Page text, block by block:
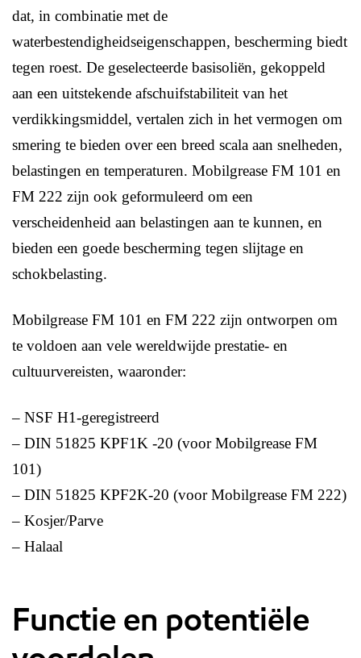
dat, in combinatie met de
waterbestendigheidseigenschappen, bescherming biedt
tegen roest. De geselecteerde basisoliën, gekoppeld
aan een uitstekende afschuifstabiliteit van het
verdikkingsmiddel, vertalen zich in het vermogen om
smering te bieden over een breed scala aan snelheden,
belastingen en temperaturen. Mobilgrease FM 101 en
FM 222 zijn ook geformuleerd om een ​​
verscheidenheid aan belastingen aan te kunnen, en
bieden een goede bescherming tegen slijtage en
schokbelasting.
Mobilgrease FM 101 en FM 222 zijn ontworpen om
te voldoen aan vele wereldwijde prestatie- en
cultuurvereisten, waaronder:
– NSF H1-geregistreerd
– DIN 51825 KPF1K -20 (voor Mobilgrease FM
101)
– DIN 51825 KPF2K-20 (voor Mobilgrease FM 222)
– Kosjer/Parve
– Halaal
Functie en potentiële